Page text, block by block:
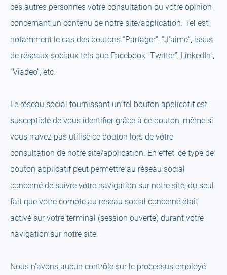
ces autres personnes votre consultation ou votre opinion
concernant un contenu de notre site/application. Tel est
notamment le cas des boutons “Partager”, “J’aime”, issus
de réseaux sociaux tels que Facebook “Twitter”, LinkedIn”,
“Viadeo”, etc.
Le réseau social fournissant un tel bouton applicatif est
susceptible de vous identifier grâce à ce bouton, même si
vous n’avez pas utilisé ce bouton lors de votre
consultation de notre site/application. En effet, ce type de
bouton applicatif peut permettre au réseau social
concerné de suivre votre navigation sur notre site, du seul
fait que votre compte au réseau social concerné était
activé sur votre terminal (session ouverte) durant votre
navigation sur notre site.
Nous n’avons aucun contrôle sur le processus employé